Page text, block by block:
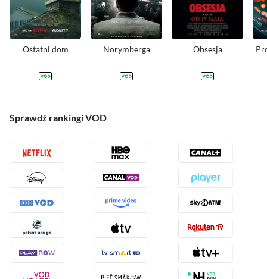
Ostatni dom
GDZIE NA
Norymberga
GDZIE NA
Obsesja
GDZIE NA
Sprawdź rankingi VOD